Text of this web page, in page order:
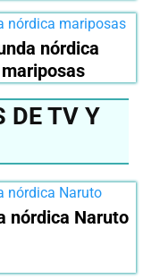
nórdica
mariposas
DE TV Y
nórdica Naruto